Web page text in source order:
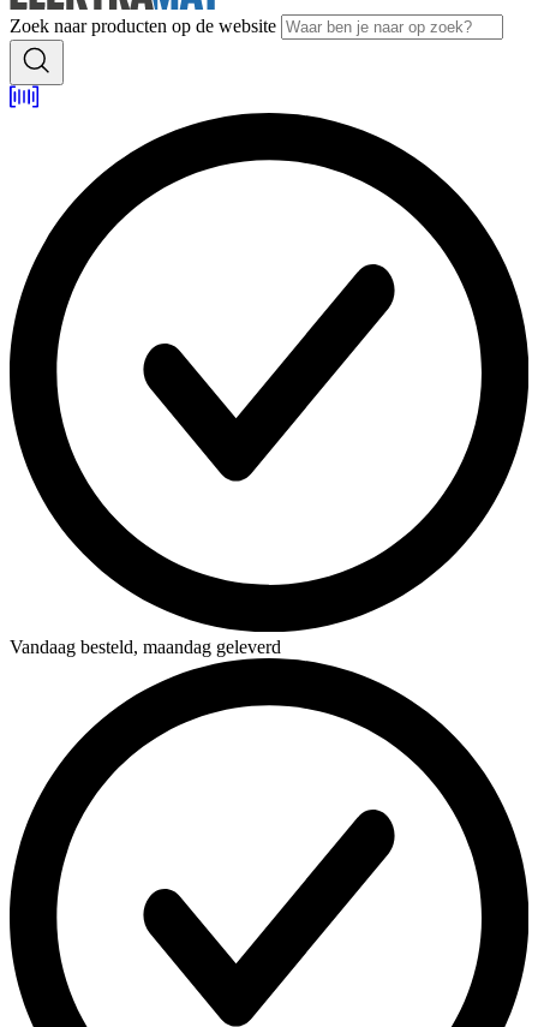
Zoek naar producten op de website
Vandaag besteld, maandag geleverd